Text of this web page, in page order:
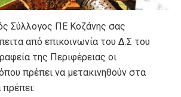
Σύλλογος ΠΕ Κοζάνης σας
από επικοινωνία του Δ.Σ του
της Περιφέρειας οι
πρέπει να μετακινηθούν στα